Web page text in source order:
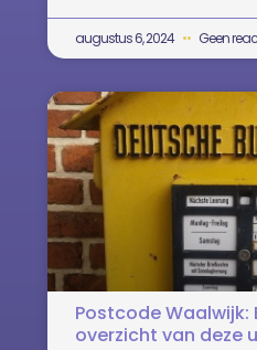
augustus 6, 2024 Geen
Postcode Waalwijk:
overzicht van deze